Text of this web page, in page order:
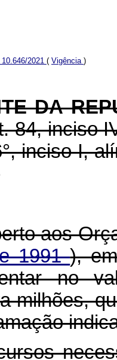
10.646/2021 ( Vigência )
DA
84, inciso
inciso I,
aos
1991),
no
milhões,